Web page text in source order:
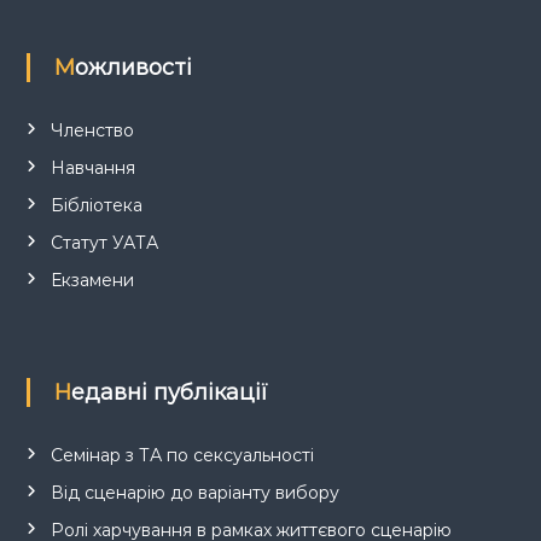
Можливості
Членство
Навчання
Бібліотека
Статут УАТА
Екзамени
Недавні публікації
Семінар з ТА по сексуальності
Від сценарію до варіанту вибору
Ролі харчування в рамках життєвого сценарію